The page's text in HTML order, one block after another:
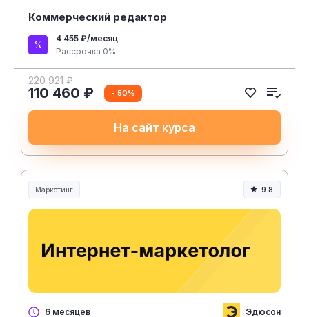
Коммерческий редактор
4 455 ₽/месяц
Рассрочка 0%
220 921 ₽
110 460 ₽ - 50%
На сайт курса
Маркетинг 9.8
6 месяцев Эдюсон